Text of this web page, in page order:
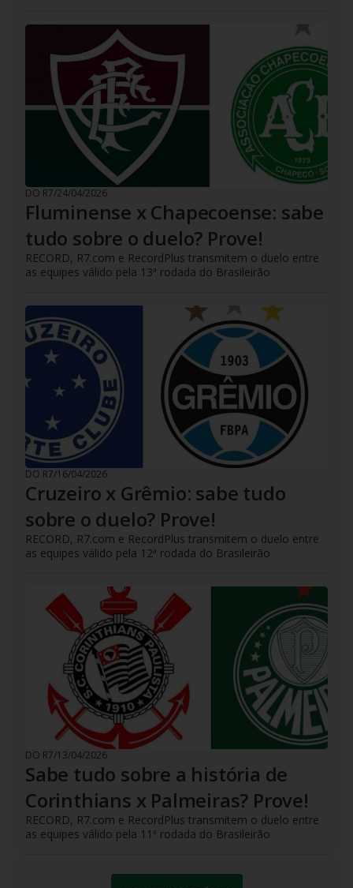
DO R7/24/04/2026
Fluminense x Chapecoense: sabe
tudo sobre o duelo? Prove!
RECORD, R7.com e RecordPlus transmitem o duelo entre
as equipes válido pela 13ª rodada do Brasileirão
DO R7/16/04/2026
Cruzeiro x Grêmio: sabe tudo
sobre o duelo? Prove!
RECORD, R7.com e RecordPlus transmitem o duelo entre
as equipes válido pela 12ª rodada do Brasileirão
DO R7/13/04/2026
Sabe tudo sobre a história de
Corinthians x Palmeiras? Prove!
RECORD, R7.com e RecordPlus transmitem o duelo entre
as equipes válido pela 11ª rodada do Brasileirão